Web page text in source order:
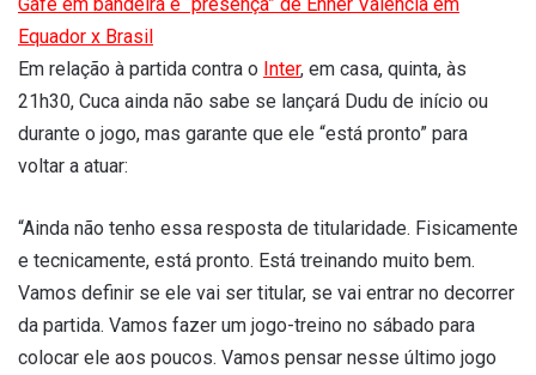
Equador x Brasil
Em relação à partida contra o Inter, em casa, quinta, às
21h30, Cuca ainda não sabe se lançará Dudu de início ou
durante o jogo, mas garante que ele “está pronto” para
voltar a atuar:
“Ainda não tenho essa resposta de titularidade. Fisicamente
e tecnicamente, está pronto. Está treinando muito bem.
Vamos definir se ele vai ser titular, se vai entrar no decorrer
da partida. Vamos fazer um jogo-treino no sábado para
colocar ele aos poucos. Vamos pensar nesse último jogo